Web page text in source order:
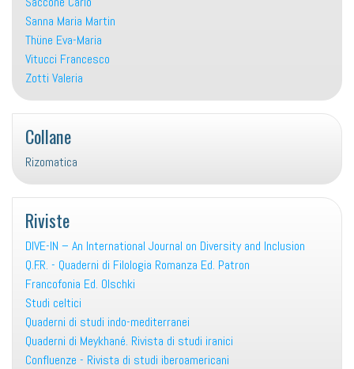
Sanna Maria Martin
Thüne Eva-Maria
Vitucci Francesco
Zotti Valeria
Collane
Rizomatica
Riviste
DIVE-IN – An International Journal on Diversity and Inclusion
Q.F.R. - Quaderni di Filologia Romanza Ed. Patron
Francofonia Ed. Olschki
Studi celtici
Quaderni di studi indo-mediterranei
Quaderni di Meykhané. Rivista di studi iranici
Confluenze - Rivista di studi iberoamericani